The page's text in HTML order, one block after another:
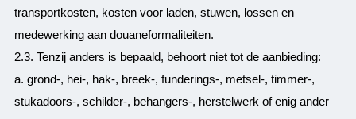
transportkosten, kosten voor laden, stuwen, lossen en
medewerking aan douaneformaliteiten.
2.3. Tenzij anders is bepaald, behoort niet tot de aanbieding:
a. grond-, hei-, hak-, breek-, funderings-, metsel-, timmer-,
stukadoors-, schilder-, behangers-, herstelwerk of enig ander